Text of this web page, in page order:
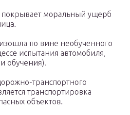
моральный ущерб
по вине необученного
испытания автомобиля,
обучения).
транспортного
транспортировка
объектов.